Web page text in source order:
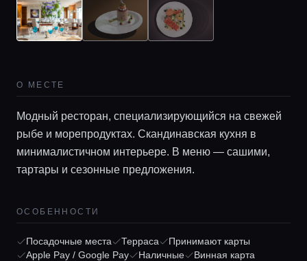
О МЕСТЕ
Модный ресторан, специализирующийся на свежей
рыбе и морепродуктах. Скандинавская кухня в
минималистичном интерьере. В меню — сашими,
тартары и сезонные предложения.
ОСОБЕННОСТИ
Посадочные места Терраса
Принимают карты
Apple Pay / Google Pay
Наличные
Винная карта